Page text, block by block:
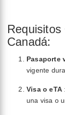
Canadá:
Pasaporte
vigente
Visa o eTA
una visa o